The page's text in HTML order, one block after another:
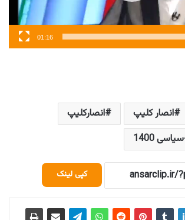
01:16
انصار کلیپ
انصارکلیپ
سیاسی 1400
کپی لینک